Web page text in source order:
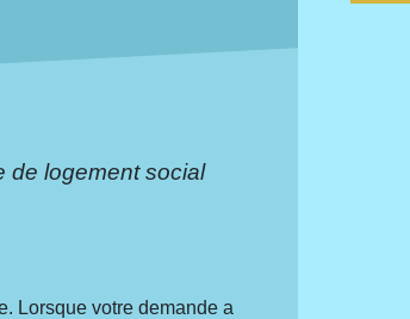
de logement social
Lorsque votre demande a